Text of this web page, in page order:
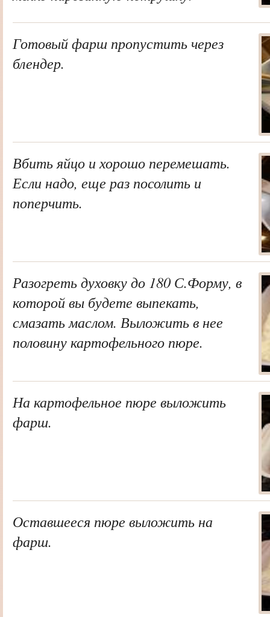
Готовый фарш пропустить через
блендер.
Вбить яйцо и хорошо перемешать.
Если надо, еще раз посолить и
поперчить.
Разогреть духовку до 180 С.Форму, в
которой вы будете выпекать,
смазать маслом. Выложить в нее
половину картофельного пюре.
На картофельное пюре выложить
фарш.
Оставшееся пюре выложить на
фарш.